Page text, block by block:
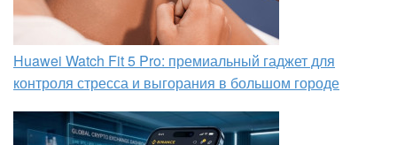
Huawei Watch Fit 5 Pro: премиальный гаджет для
контроля стресса и выгорания в большом городе